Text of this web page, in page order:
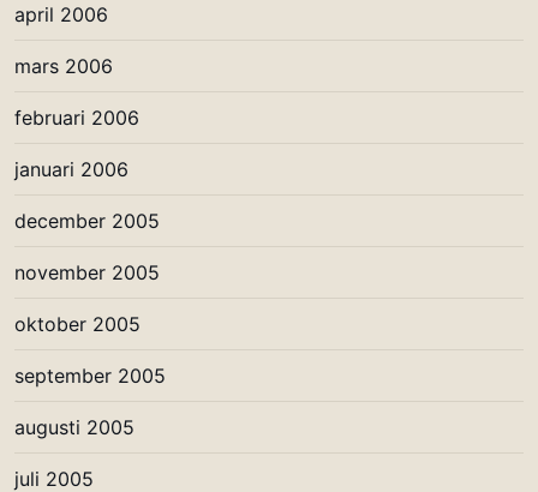
april 2006
mars 2006
februari 2006
januari 2006
december 2005
november 2005
oktober 2005
september 2005
augusti 2005
juli 2005